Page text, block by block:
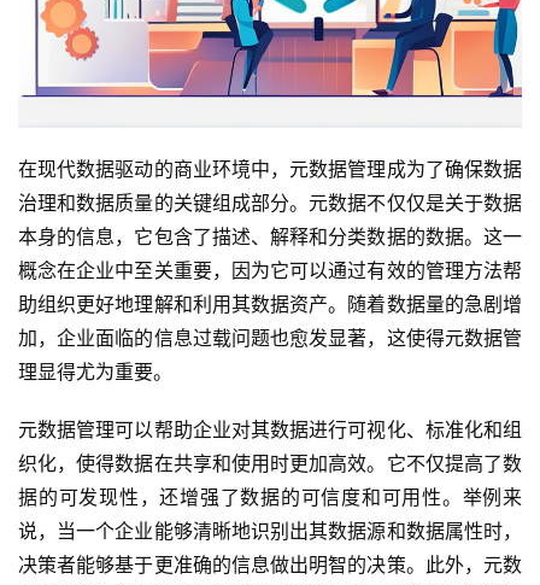
在现代数据驱动的商业环境中，元数据管理成为了确保数据
治理和数据质量的关键组成部分。元数据不仅仅是关于数据
本身的信息，它包含了描述、解释和分类数据的数据。这一
概念在企业中至关重要，因为它可以通过有效的管理方法帮
助组织更好地理解和利用其数据资产。随着数据量的急剧增
加，企业面临的信息过载问题也愈发显著，这使得元数据管
理显得尤为重要。
元数据管理可以帮助企业对其数据进行可视化、标准化和组
织化，使得数据在共享和使用时更加高效。它不仅提高了数
据的可发现性，还增强了数据的可信度和可用性。举例来
说，当一个企业能够清晰地识别出其数据源和数据属性时，
决策者能够基于更准确的信息做出明智的决策。此外，元数